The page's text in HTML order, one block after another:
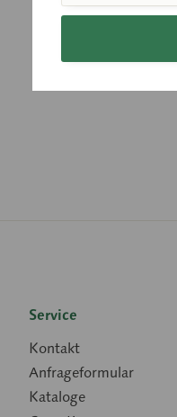
Service
Kontakt
Anfrageformular
Kataloge